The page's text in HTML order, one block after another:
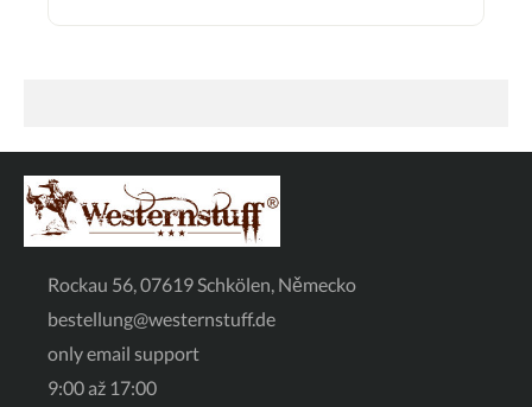
Materiál: hovězí kůže Vnější rozměry: cca 20,0 x 13,0 cm
Rockau 56, 07619 Schkölen, Německo
bestellung@westernstuff.de
only email support
9:00 až 17:00